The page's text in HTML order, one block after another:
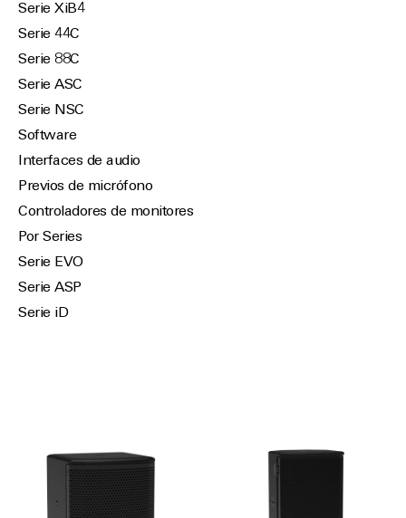
Serie XiB4
Serie 44C
Serie 88C
Serie ASC
Serie NSC
Software
Interfaces de audio
Previos de micrófono
Controladores de monitores
Por Series
Serie EVO
Serie ASP
Serie iD